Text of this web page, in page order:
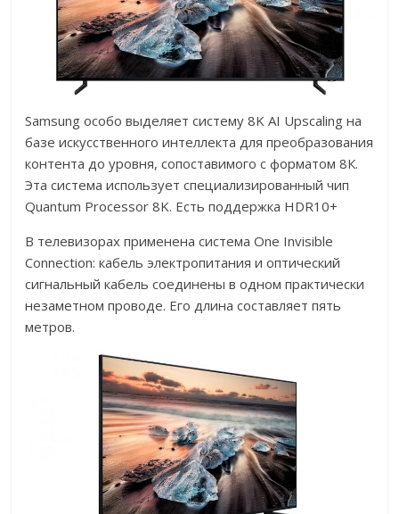
Samsung особо выделяет систему 8K AI Upscaling на
базе искусственного интеллекта для преобразования
контента до уровня, сопоставимого с форматом 8К.
Эта система использует специализированный чип
Quantum Processor 8K. Есть поддержка HDR10+
В телевизорах применена система One Invisible
Connection: кабель электропитания и оптический
сигнальный кабель соединены в одном практически
незаметном проводе. Его длина составляет пять
метров.